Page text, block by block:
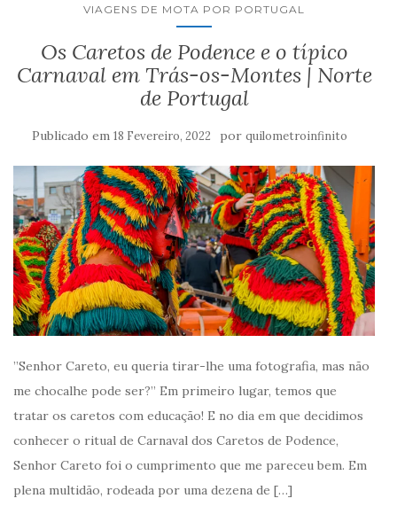
VIAGENS DE MOTA POR PORTUGAL
Os Caretos de Podence e o típico
Carnaval em Trás-os-Montes | Norte
de Portugal
Publicado em 18 Fevereiro, 2022 por quilometroinfinito
”Senhor Careto, eu queria tirar-lhe uma fotografia, mas não
me chocalhe pode ser?” Em primeiro lugar, temos que
tratar os caretos com educação! E no dia em que decidimos
conhecer o ritual de Carnaval dos Caretos de Podence,
Senhor Careto foi o cumprimento que me pareceu bem. Em
plena multidão, rodeada por uma dezena de […]